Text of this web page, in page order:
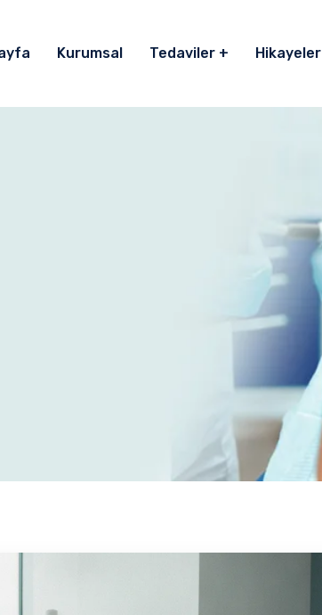
Kurumsal Tedaviler Hikayeler